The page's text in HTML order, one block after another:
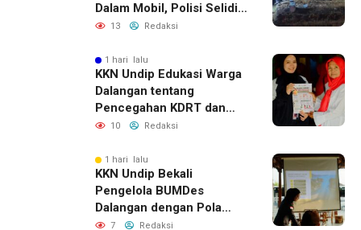
Dalam Mobil, Polisi Selidiki
Dugaan Keterkaitan
13 Redaksi
1 hari lalu
KKN Undip Edukasi Warga
Dalangan tentang
Pencegahan KDRT dan
Komunikasi Keluarga
10 Redaksi
1 hari lalu
KKN Undip Bekali
Pengelola BUMDes
Dalangan dengan Pola
Pikir Inovatif
7 Redaksi